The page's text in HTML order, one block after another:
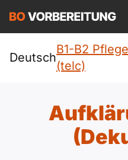
Pflege (telc)
Englisch
A1 Allgemein
Einloggen
Deutsch
B1-B2 Pflege
(telc)